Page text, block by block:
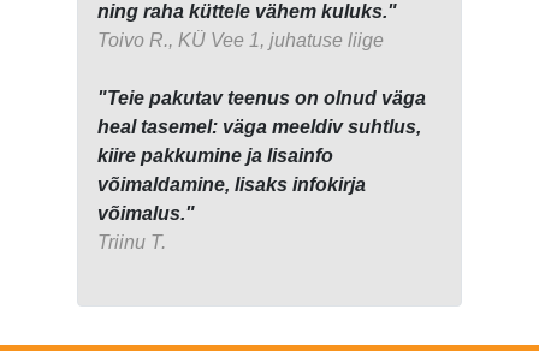
ning raha küttele vähem kuluks."
Toivo R., KÜ Vee 1, juhatuse liige
"Teie pakutav teenus on olnud väga
heal tasemel: väga meeldiv suhtlus,
kiire pakkumine ja lisainfo
võimaldamine, lisaks infokirja
võimalus."
Triinu T.